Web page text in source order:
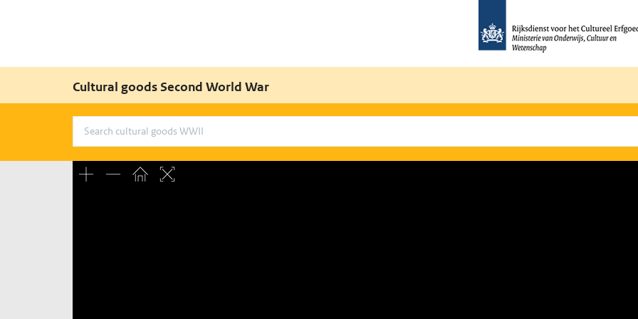
Cultural goods Second World War